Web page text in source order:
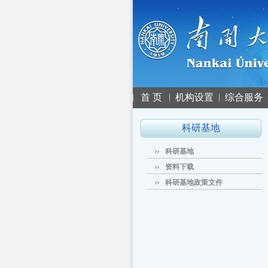
首 页 机构设置 综合服务
科研基地
科研基地
资料下载
科研基地政策文件